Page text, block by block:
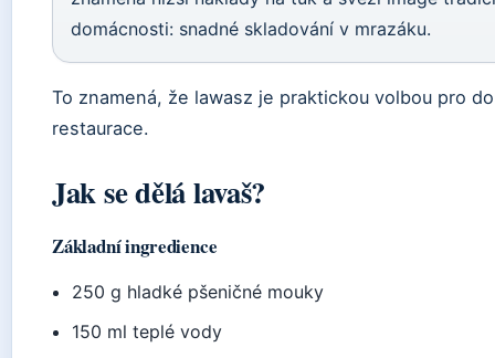
domácnosti: snadné skladování v mrazáku.
To znamená, že lawasz je praktickou volbou pro
restaurace.
Jak se dělá lavaš?
Základní ingredience
250 g hladké pšeničné mouky
150 ml teplé vody